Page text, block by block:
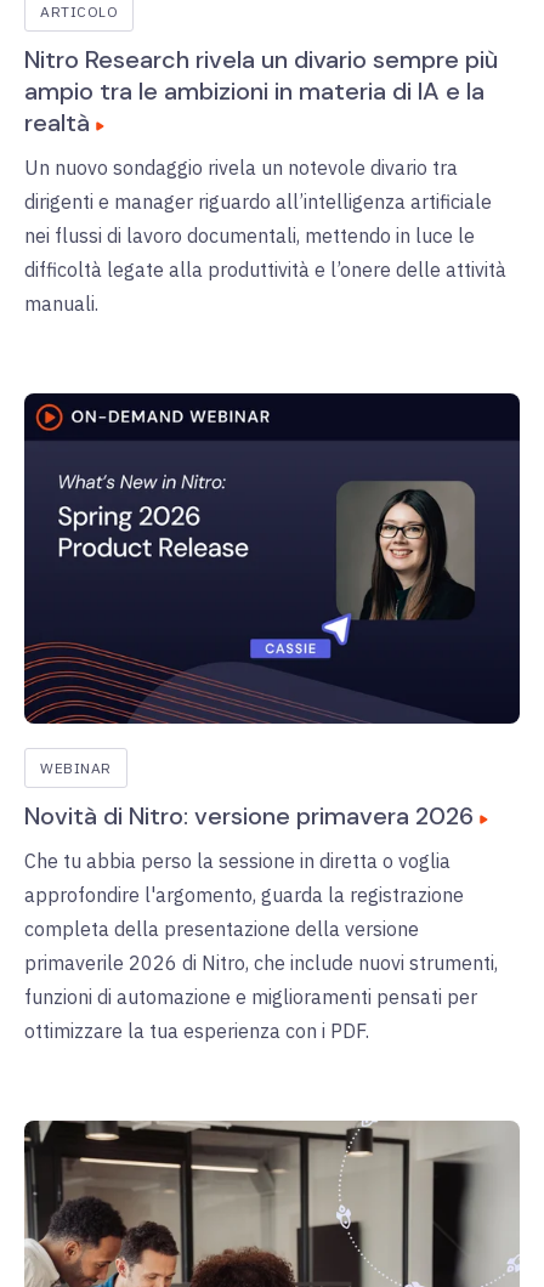
ARTICOLO
Nitro Research rivela un divario sempre più
ampio tra le ambizioni in materia di IA e la
realtà
Un nuovo sondaggio rivela un notevole divario tra
dirigenti e manager riguardo all’intelligenza artificiale
nei flussi di lavoro documentali, mettendo in luce le
difficoltà legate alla produttività e l’onere delle attività
manuali.
WEBINAR
Novità di Nitro: versione primavera 2026
Che tu abbia perso la sessione in diretta o voglia
approfondire l'argomento, guarda la registrazione
completa della presentazione della versione
primaverile 2026 di Nitro, che include nuovi strumenti,
funzioni di automazione e miglioramenti pensati per
ottimizzare la tua esperienza con i PDF.